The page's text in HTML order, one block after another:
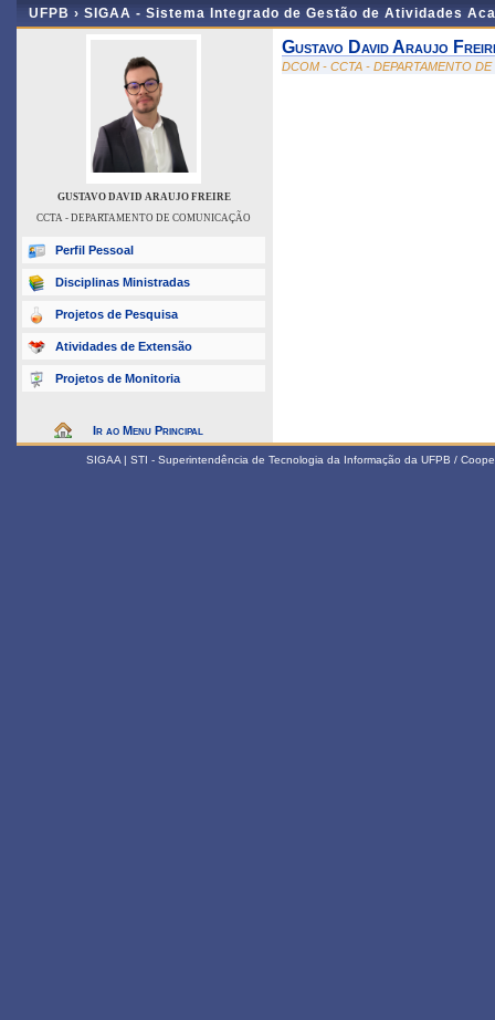
UFPB › SIGAA - Sistema Integrado de Gestão de Atividades
GUSTAVO DAVID ARAUJO FREIRE
CCTA - DEPARTAMENTO DE COMUNICAÇÃO
Perfil Pessoal
Disciplinas Ministradas
Projetos de Pesquisa
Atividades de Extensão
Projetos de Monitoria
Ir ao Menu Principal
Gustavo David Araujo
DCOM - CCTA - DEPARTAMENTO
SIGAA | STI - Superintendência de Tecnologia da Informação da UFPB /